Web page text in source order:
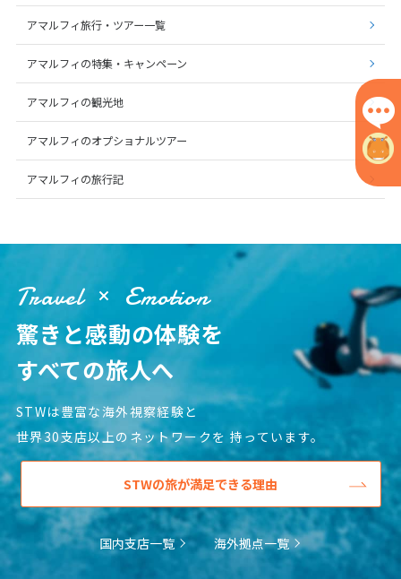
アマルフィ旅行・ツアー一覧
アマルフィの特集・キャンペーン
アマルフィの観光地
アマルフィのオプショナルツアー
アマルフィの旅行記
Travel Emotion
驚きと感動の体験を
すべての旅人へ
STWは豊富な海外視察経験と
世界30支店以上のネットワークを 持っています。
STWの旅が満足できる理由
国内支店一覧 海外拠点一覧